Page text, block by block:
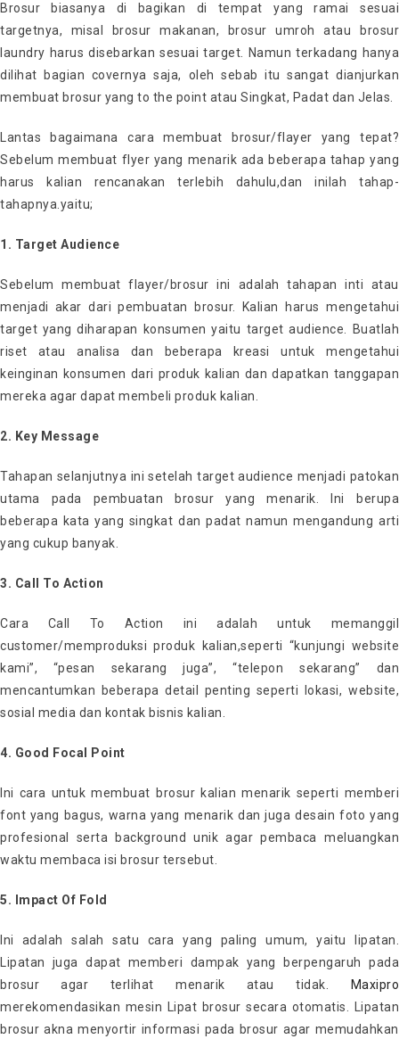
Brosur biasanya di bagikan di tempat yang ramai sesuai
targetnya, misal brosur makanan, brosur umroh atau brosur
laundry harus disebarkan sesuai target. Namun terkadang hanya
dilihat bagian covernya saja, oleh sebab itu sangat dianjurkan
membuat brosur yang to the point atau Singkat, Padat dan Jelas.
Lantas bagaimana cara membuat brosur/flayer yang tepat?
Sebelum membuat flyer yang menarik ada beberapa tahap yang
harus kalian rencanakan terlebih dahulu,dan inilah tahap-
tahapnya.yaitu;
1. Target Audience
Sebelum membuat flayer/brosur ini adalah tahapan inti atau
menjadi akar dari pembuatan brosur. Kalian harus mengetahui
target yang diharapan konsumen yaitu target audience. Buatlah
riset atau analisa dan beberapa kreasi untuk mengetahui
keinginan konsumen dari produk kalian dan dapatkan tanggapan
mereka agar dapat membeli produk kalian.
2. Key Message
Tahapan selanjutnya ini setelah target audience menjadi patokan
utama pada pembuatan brosur yang menarik. Ini berupa
beberapa kata yang singkat dan padat namun mengandung arti
yang cukup banyak.
3. Call To Action
Cara Call To Action ini adalah untuk memanggil
customer/memproduksi produk kalian,seperti “kunjungi website
kami”, “pesan sekarang juga”, “telepon sekarang” dan
mencantumkan beberapa detail penting seperti lokasi, website,
sosial media dan kontak bisnis kalian.
4. Good Focal Point
Ini cara untuk membuat brosur kalian menarik seperti memberi
font yang bagus, warna yang menarik dan juga desain foto yang
profesional serta background unik agar pembaca meluangkan
waktu membaca isi brosur tersebut.
5. Impact Of Fold
Ini adalah salah satu cara yang paling umum, yaitu lipatan.
Lipatan juga dapat memberi dampak yang berpengaruh pada
brosur agar terlihat menarik atau tidak.
Maxipro
merekomendasikan mesin Lipat brosur secara otomatis. Lipatan
brosur akna menyortir informasi pada brosur agar memudahkan